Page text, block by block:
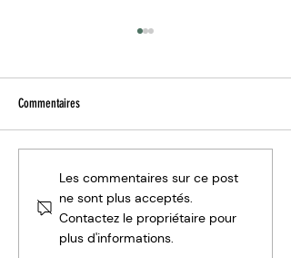
Kyste pilonidal à Nantes : laser,
traitement et guérison
Commentaires
Les commentaires sur ce post
ne sont plus acceptés.
Contactez le propriétaire pour
plus d'informations.